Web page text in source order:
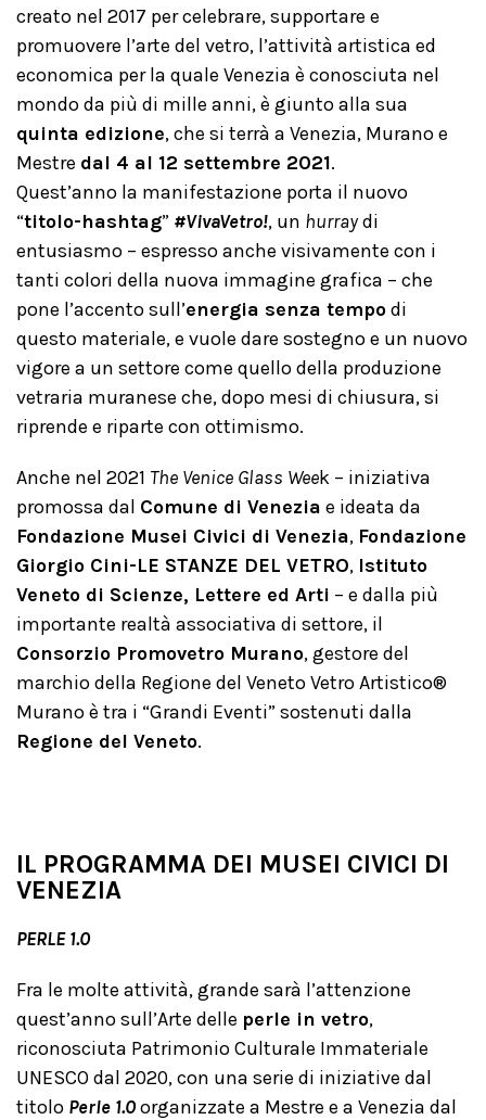
creato nel 2017 per celebrare, supportare e
promuovere l’arte del vetro, l’attività artistica ed
economica per la quale Venezia è conosciuta nel
mondo da più di mille anni, è giunto alla sua
quinta edizione, che si terrà a Venezia, Murano e
Mestre dal 4 al 12 settembre 2021.
Quest’anno la manifestazione porta il nuovo
“titolo-hashtag” #VivaVetro!, un hurraydi
entusiasmo – espresso anche visivamente con i
tanti colori della nuova immagine grafica – che
pone l’accento sull’energia senza tempodi
questo materiale, e vuole dare sostegno e un nuovo
vigore a un settore come quello della produzione
vetraria muranese che, dopo mesi di chiusura, si
riprende e riparte con ottimismo.
Anche nel 2021 The Venice Glass Week – iniziativa
promossa dal Comune di Venezia e ideata da
Fondazione Musei Civici di Venezia, Fondazione
Giorgio Cini-LE STANZE DEL VETRO, Istituto
Veneto di Scienze, Lettere ed Arti – e dalla più
importante realtà associativa di settore, il
Consorzio Promovetro Murano, gestore del
marchio della Regione del Veneto Vetro Artistico®
Murano è tra i “Grandi Eventi” sostenuti dalla
Regione del Veneto.
IL PROGRAMMA DEI MUSEI CIVICI DI
VENEZIA
PERLE 1.0
Fra le molte attività, grande sarà l’attenzione
quest’anno sull’Arte delle perle in vetro,
riconosciuta Patrimonio Culturale Immateriale
UNESCO dal 2020, con una serie di iniziative dal
titolo Perle 1.0organizzate a Mestre e a Venezia dal